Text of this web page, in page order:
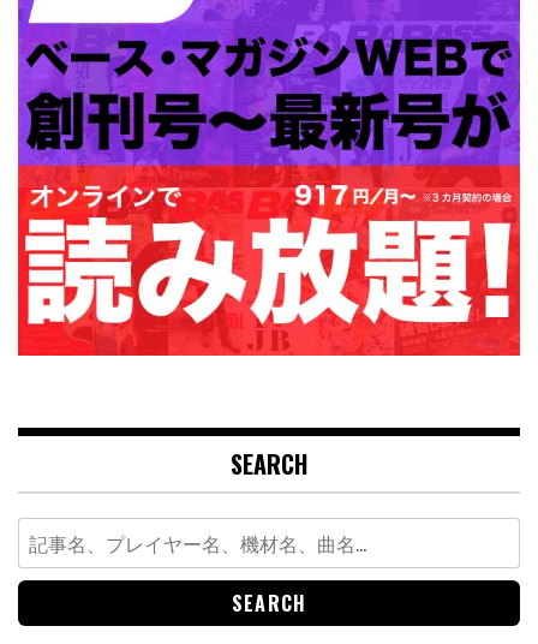
SEARCH
Search
for: